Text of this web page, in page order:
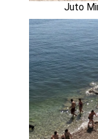
Juto